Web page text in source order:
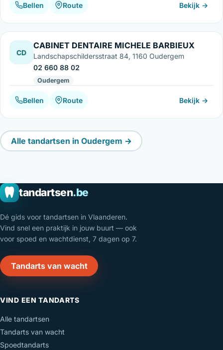
Bellen Route Bekijk →
CD
CABINET DENTAIRE MICHELE BARBIEUX
Landschapschildersstraat 84, 1160 Oudergem
02 660 88 02
Oudergem
Bellen Route Bekijk →
Alle tandartsen in Oudergem →
tandartsen.be
Dé gids voor tandartsen in Vlaanderen.
Vind snel een praktijk in jouw buurt — ook
voor spoed en wachtdienst, 7 dagen op 7.
Tandarts van wacht
VIND EEN TANDARTS
Alle tandartsen
Tandarts van wacht
Spoedtandarts